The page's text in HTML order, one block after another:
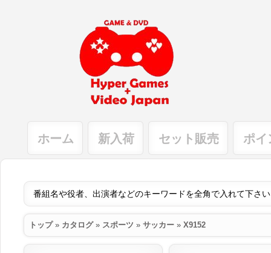
ホーム 新入荷 セット販売 ポイ
トップ» カタログ» スポーツ » サッカー » X9152